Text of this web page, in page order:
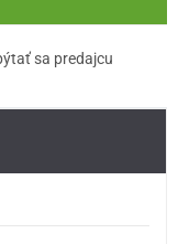
sa predajcu